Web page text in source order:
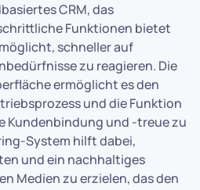
CRM, das
Funktionen bietet
schneller auf
zu reagieren. Die
ermöglicht es den
und die Funktion
Kundenbindung und -treue zu
System hilft dabei,
und ein nachhaltiges
Medien zu erzielen, das den